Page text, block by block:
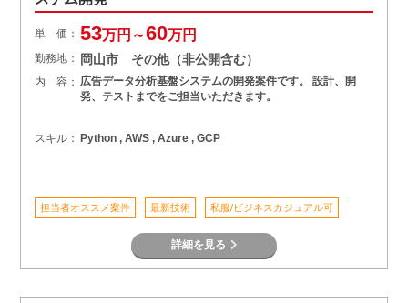
単 価： 53万円～60万円
勤務地： 岡山市 その他（非公開含む）
内 容： 広告データ分析基盤システムの開発案件です。 設計、開
発、テストまでをご担当いただきます。
スキル： Python , AWS , Azure , GCP
担当者オススメ案件 最新技術 私服/ビジネスカジュアル可
詳細を見る